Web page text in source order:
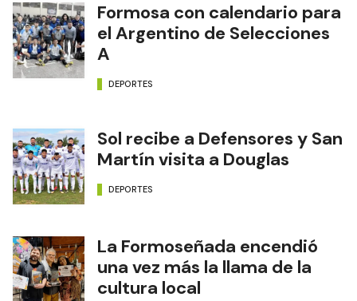
Formosa con calendario para
el Argentino de Selecciones
A
DEPORTES
Sol recibe a Defensores y San
Martín visita a Douglas
DEPORTES
La Formoseñada encendió
una vez más la llama de la
cultura local